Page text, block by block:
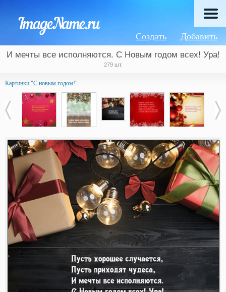
Добавить
Создать
И мечты все исполняются. С Новым годом всех! Ура!
279 шт.
Картинки "С новым годом!"